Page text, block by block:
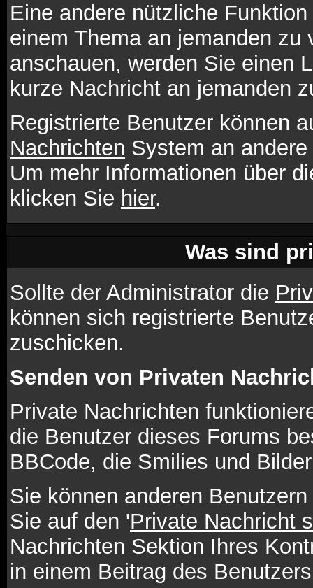
Eine andere nützliche
einem Thema an jemanden
anschauen, werden Sie einen
kurze Nachricht an jemanden
Registrierte Benutzer können
Nachrichten System an
Um mehr Informationen über
klicken Sie hier.
Was sind
Sollte der Administrator die
können sich registrierte
zuschicken.
Senden von Privaten
Private Nachrichten
die Benutzer dieses Forums
BBCode, die Smilies und
Sie können anderen
Sie auf den 'Private Nachricht
Nachrichten Sektion Ihres
in einem Beitrag des